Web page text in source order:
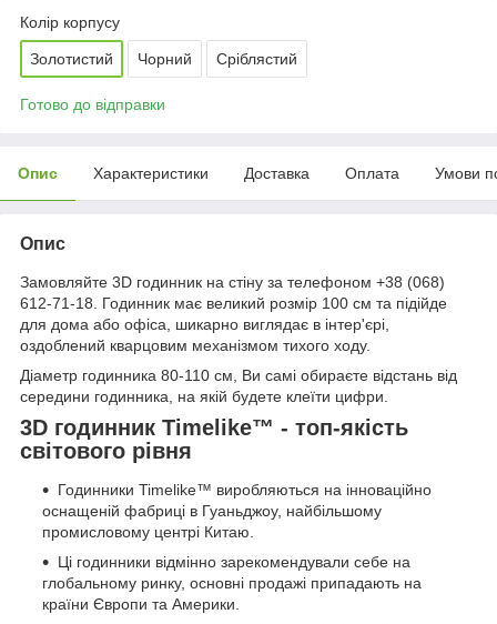
Колір корпусу
Золотистий Чорний Сріблястий
Готово до відправки
Опис Характеристики Доставка Оплата Умови
Опис
Замовляйте 3D годинник на стіну за телефоном +38 (068)
612-71-18. Годинник має великий розмір 100 см та підійде
для дома або офіса, шикарно виглядає в інтер'єрі,
оздоблений кварцовим механізмом тихого ходу.
Діаметр годинника 80-110 см, Ви самі обираєте відстань від
середини годинника, на якій будете клеїти цифри.
3D годинник Timelike™ - топ-якість
світового рівня
Годинники Timelike™ виробляються на інноваційно
оснащеній фабриці в Гуаньджоу, найбільшому
промисловому центрі Китаю.
Ці годинники відмінно зарекомендували себе на
глобальному ринку, основні продажі припадають на
країни Європи та Америки.